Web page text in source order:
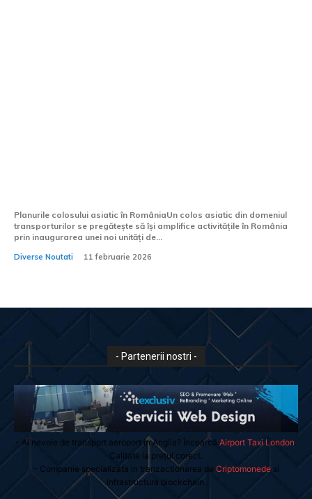
Planurile colosului asiatic în RomâniaUn colos asiatic din domeniul
transporturilor se pregătește să își amplifice activitățile în România
prin inaugurarea unei noi unități de...
Diverse Noutati 11 februarie 2026
- Partenerii nostri -
- Ai nevoie de transport aeroport in Anglia? Încearcă Airport Taxi London
Calitate la prețul corect.
- Companie specializata in tranzactionarea de Criptomonedesi
infrastructura blockchain.